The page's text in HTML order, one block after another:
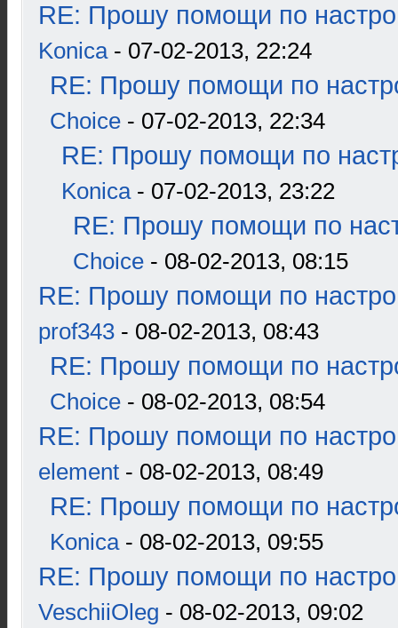
RE: Прошу помощи по
Konica- 07-02-2013, 22:24
RE: Прошу помощи по
Choice - 07-02-2013, 22:34
RE: Прошу помощи по
Konica- 07-02-2013, 23:22
RE: Прошу помощи по
Choice - 08-02-2013, 08:15
RE: Прошу помощи по
prof343 - 08-02-2013, 08:43
RE: Прошу помощи по
Choice - 08-02-2013, 08:54
RE: Прошу помощи по
element - 08-02-2013, 08:49
RE: Прошу помощи по
Konica- 08-02-2013, 09:55
RE: Прошу помощи по
VeschiiOleg - 08-02-2013, 09:02